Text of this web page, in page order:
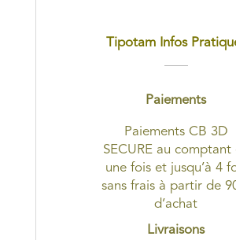
Tipotam Infos
Paiements
Paiements CB 3D
SECURE au comptant
une fois et jusqu’à 4
sans frais à partir de
d’achat
Livraisons